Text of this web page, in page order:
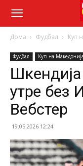
Дома Фудбал Куп
Фудбал Куп на Македонија
утре без
Вебстер
19.05.2026 12:24